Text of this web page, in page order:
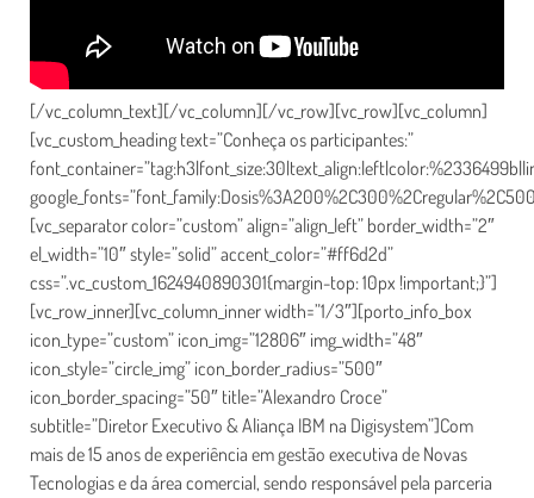
[/vc_column_text][/vc_column][/vc_row][vc_row][vc_column]
[vc_custom_heading text=”Conheça os participantes:”
[vc_separator color=”custom” align=”align_left” border_width=”2″
el_width=”10″ style=”solid” accent_color=”#ff6d2d”
css=”.vc_custom_1624940890301{margin-top: 10px !important;}”]
[vc_row_inner][vc_column_inner width=”1/3″][porto_info_box
icon_type=”custom” icon_img=”12806″ img_width=”48″
icon_style=”circle_img” icon_border_radius=”500″
icon_border_spacing=”50″ title=”Alexandro Croce”
subtitle=”Diretor Executivo & Aliança IBM na Digisystem”]Com
mais de 15 anos de experiência em gestão executiva de Novas
Tecnologias e da área comercial, sendo responsável pela parceria